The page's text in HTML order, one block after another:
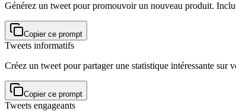
Générez un tweet pour promouvoir un nouveau produit.
Copier ce prompt
Tweets informatifs
Créez un tweet pour partager une statistique intéressante
Copier ce prompt
Tweets engageants